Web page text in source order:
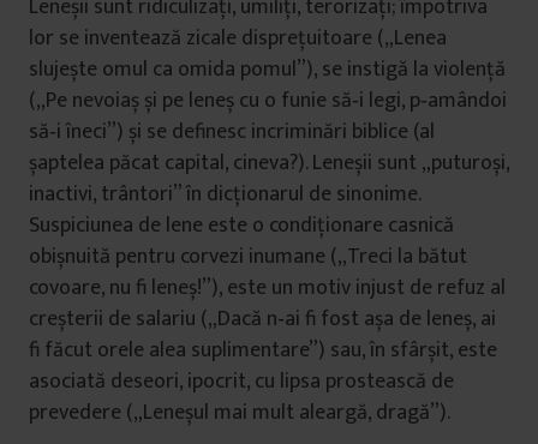
Leneșii sunt ridiculizaţi, umiliţi, terorizaţi; împotriva
lor se inventează zicale dispreţuitoare („Lenea
slujește omul ca omida pomul”), se instigă la violenţă
(„Pe nevoiaș și pe leneș cu o funie să‑i legi, p‑amândoi
să‑i îneci”) și se definesc incriminări biblice (al
șaptelea păcat capital, cineva?). Leneșii sunt „puturoși,
inactivi, trântori” în dicţionarul de sinonime.
Suspiciunea de lene este o condiţionare casnică
obișnuită pentru corvezi inumane („Treci la bătut
covoare, nu fi leneș!”), este un motiv injust de refuz al
creșterii de salariu („Dacă n‑ai fi fost așa de leneș, ai
fi făcut orele alea suplimentare”) sau, în sfârșit, este
asociată deseori, ipocrit, cu lipsa prostească de
prevedere („Leneșul mai mult aleargă, dragă”).